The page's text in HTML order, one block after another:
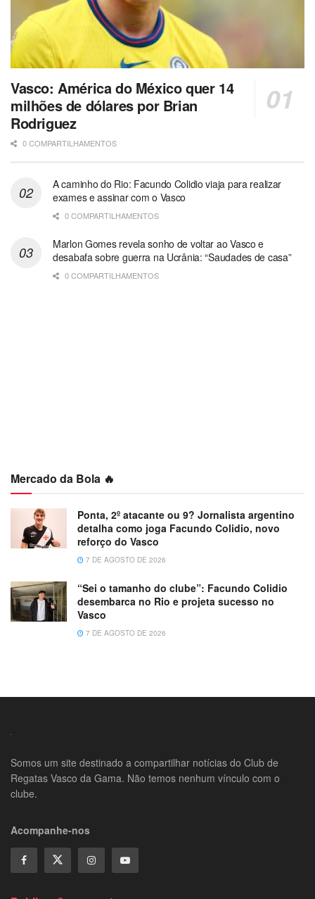
Vasco: América do México quer 14
milhões de dólares por Brian
Rodriguez
0 COMPARTILHAMENTOS
A caminho do Rio: Facundo Colidio viaja para realizar
exames e assinar com o Vasco
0 COMPARTILHAMENTOS
Marlon Gomes revela sonho de voltar ao Vasco e
desabafa sobre guerra na Ucrânia: “Saudades de casa”
0 COMPARTILHAMENTOS
Mercado da Bola 🔥
Ponta, 2º atacante ou 9? Jornalista argentino
detalha como joga Facundo Colidio, novo
reforço do Vasco
7 DE AGOSTO DE 2026
“Sei o tamanho do clube”: Facundo Colidio
desembarca no Rio e projeta sucesso no
Vasco
7 DE AGOSTO DE 2026
Somos um site destinado a compartilhar notícias do Club de
Regatas Vasco da Gama. Não temos nenhum vínculo com o
clube.
Acompanhe-nos